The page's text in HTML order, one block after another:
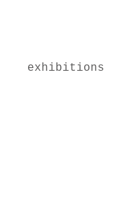
exhibitions